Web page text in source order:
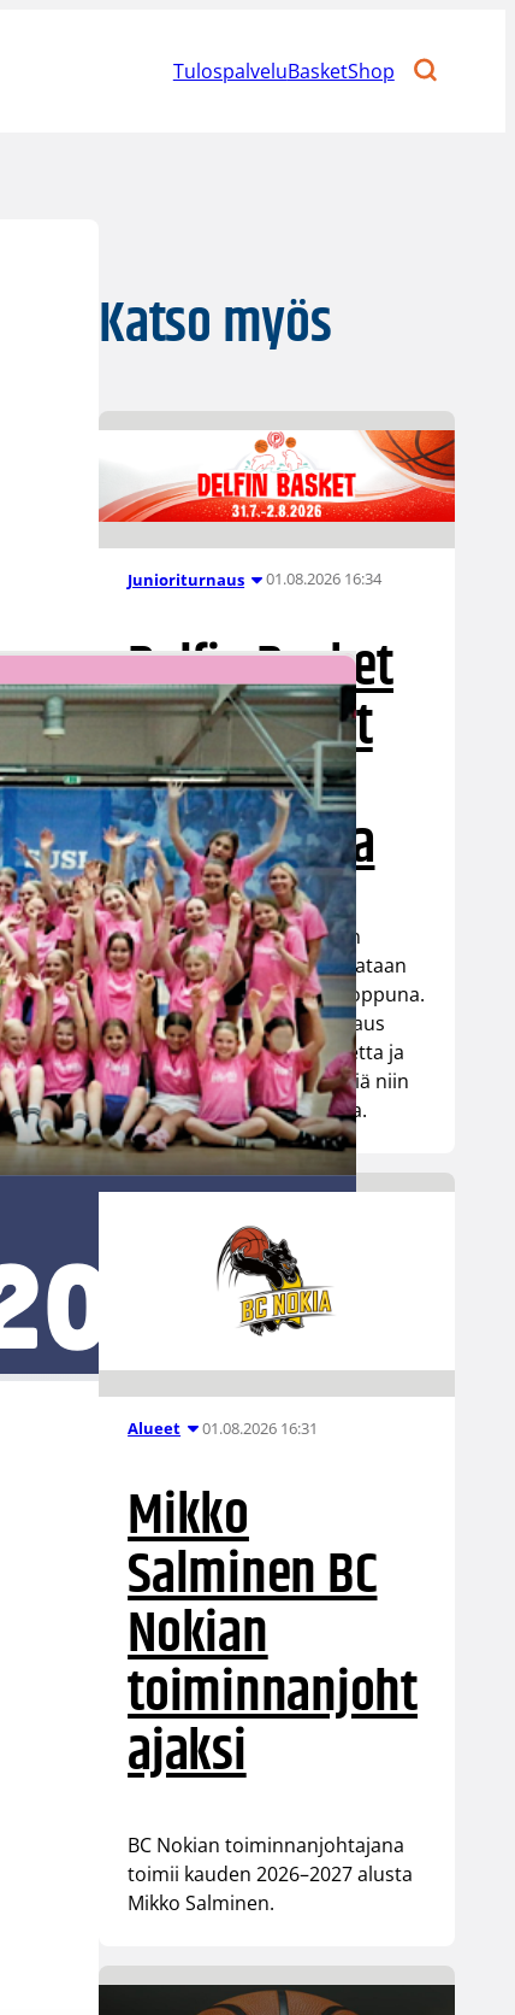
TulospalveluBasketShop
Katso myös
Junioriturnaus 01.08.2026 16:34
Delfin Basket
Tournament
31.7.-2.8.
Tampereella
Koripallon kansainvälinen
turnaus Delfin Basket pelataan
Tampereella tänä viikonloppuna.
Järjestyksessään 39. turnaus
kerää yhteen 200 joukkuetta ja
tuhansia koripallon ystäviä niin
Suomesta kuin ulkomailta.
Alueet 01.08.2026 16:31
Mikko
Salminen BC
Nokian
toiminnanjoht
ajaksi
BC Nokian toiminnanjohtajana
toimii kauden 2026–2027 alusta
Mikko Salminen.